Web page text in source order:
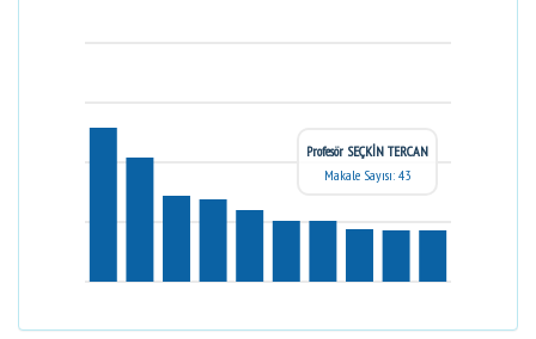
Profesör SEÇKİN TERCAN
Makale Sayısı: 43